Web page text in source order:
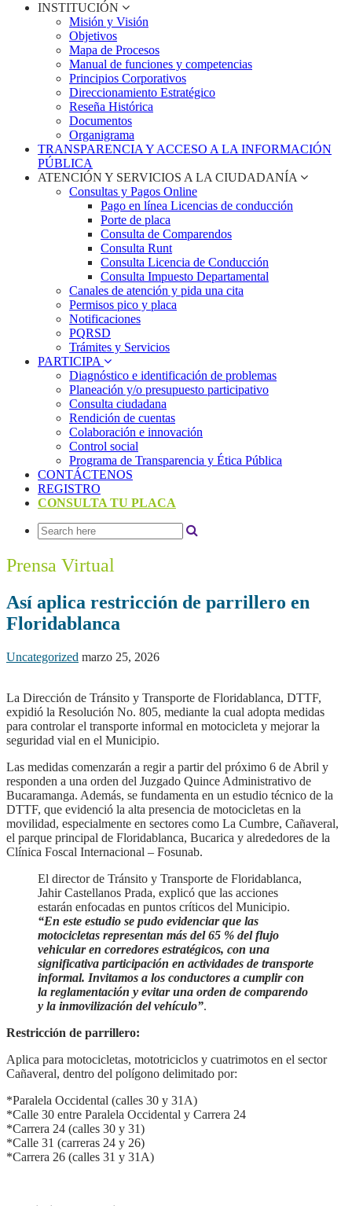
INSTITUCIÓN
Misión y Visión
Objetivos
Mapa de Procesos
Manual de funciones y competencias
Principios Corporativos
Direccionamiento Estratégico
Reseña Histórica
Documentos
Organigrama
TRANSPARENCIA Y ACCESO A LA INFORMACIÓN
PÚBLICA
ATENCIÓN Y SERVICIOS A LA CIUDADANÍA
Consultas y Pagos Online
Pago en línea Licencias de conducción
Porte de placa
Consulta de Comparendos
Consulta Runt
Consulta Licencia de Conducción
Consulta Impuesto Departamental
Canales de atención y pida una cita
Permisos pico y placa
Notificaciones
PQRSD
Trámites y Servicios
PARTICIPA
Diagnóstico e identificación de problemas
Planeación y/o presupuesto participativo​
Consulta ciudadana
Rendición de cuentas
Colaboración e innovación
Control social
Programa de Transparencia y Ética Pública
CONTÁCTENOS
REGISTRO
CONSULTA TU PLACA
Prensa Virtual
Así aplica restricción de parrillero en
Floridablanca
Uncategorized marzo 25, 2026
La Dirección de Tránsito y Transporte de Floridablanca, DTTF,
expidió la Resolución No. 805, mediante la cual adopta medidas
para controlar el transporte informal en motocicleta y mejorar la
seguridad vial en el Municipio.
Las medidas comenzarán a regir a partir del próximo 6 de Abril y
responden a una orden del Juzgado Quince Administrativo de
Bucaramanga. Además, se fundamenta en un estudio técnico de la
DTTF, que evidenció la alta presencia de motocicletas en la
movilidad, especialmente en sectores como La Cumbre, Cañaveral,
el parque principal de Floridablanca, Bucarica y alrededores de la
Clínica Foscal Internacional – Fosunab.
El director de Tránsito y Transporte de Floridablanca,
Jahir Castellanos Prada, explicó que las acciones
estarán enfocadas en puntos críticos del Municipio.
“En este estudio se pudo evidenciar que las
motocicletas representan más del 65 % del flujo
vehicular en corredores estratégicos, con una
significativa participación en actividades de transporte
informal. Invitamos a los conductores a cumplir con
la reglamentación y evitar una orden de comparendo
y la inmovilización del vehículo”.
Restricción de parrillero:
Aplica para motocicletas, mototriciclos y cuatrimotos en el sector
Cañaveral, dentro del polígono delimitado por:
*Paralela Occidental (calles 30 y 31A)
*Calle 30 entre Paralela Occidental y Carrera 24
*Carrera 24 (calles 30 y 31)
*Calle 31 (carreras 24 y 26)
*Carrera 26 (calles 31 y 31A)